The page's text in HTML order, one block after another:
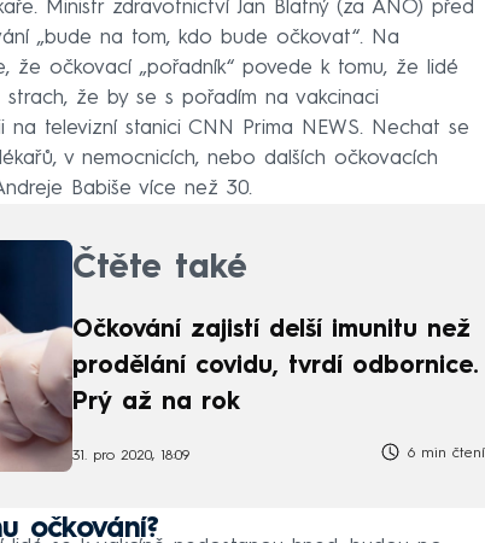
Ministr zdravotnictví Jan Blatný (za ANO) před
„bude na tom, kdo bude očkovat“. Na
že očkovací „pořadník“ povede k tomu, že lidé
že by se s pořadím na vakcinaci
televizní stanici CNN Prima NEWS. Nechat se
v nemocnicích, nebo dalších očkovacích
Babiše více než 30.
Čtěte také
Očkování zajistí delší imunitu než
prodělání covidu, tvrdí odbornice.
Prý až na rok
31. pro 2020, 18:09 6 min čtení
očkování?